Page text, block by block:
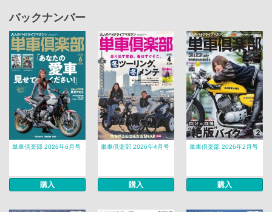
バックナンバー
単車倶楽部 2026年6月号
購入
単車倶楽部 2026年4月号
購入
単車倶楽部 2026年2月号
購入